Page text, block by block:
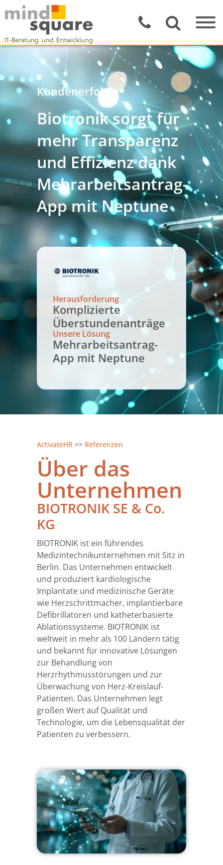
Kundenerfolg
Biotronik sorgt für
mehr Transparenz
und Effizienz dank
Mehrarbeitsantrag-
App mit Neptune
Herausforderung
Komplizierte
Überstundenanträge
Unsere Lösung
Mehrarbeitsantrag-
App mit Neptune
ActivateHR >> Referenzen
Über das
Unternehmen
BIOTRONIK SE & Co.
KG
BIOTRONIK ist ein führendes
Medizintechnikunternehmen mit Sitz in
Berlin. Das Unternehmen entwickelt
und produziert kardiologische
Implantate und medizinische Geräte
wie Herzschrittmacher, implantierbare
Defibrillatoren und katheterbasierte
Ablationssysteme. BIOTRONIK ist
weltweit in mehr als 100 Ländern tätig
und bekannt für innovative Lösungen
zur Behandlung von
Herzrhythmusstörungen und zur
Überwachung von Herz-Kreislauf-
Patienten. Das Unternehmen legt
großen Wert auf Qualität und
Technologie, um die Lebensqualität der
Patienten zu verbessern.